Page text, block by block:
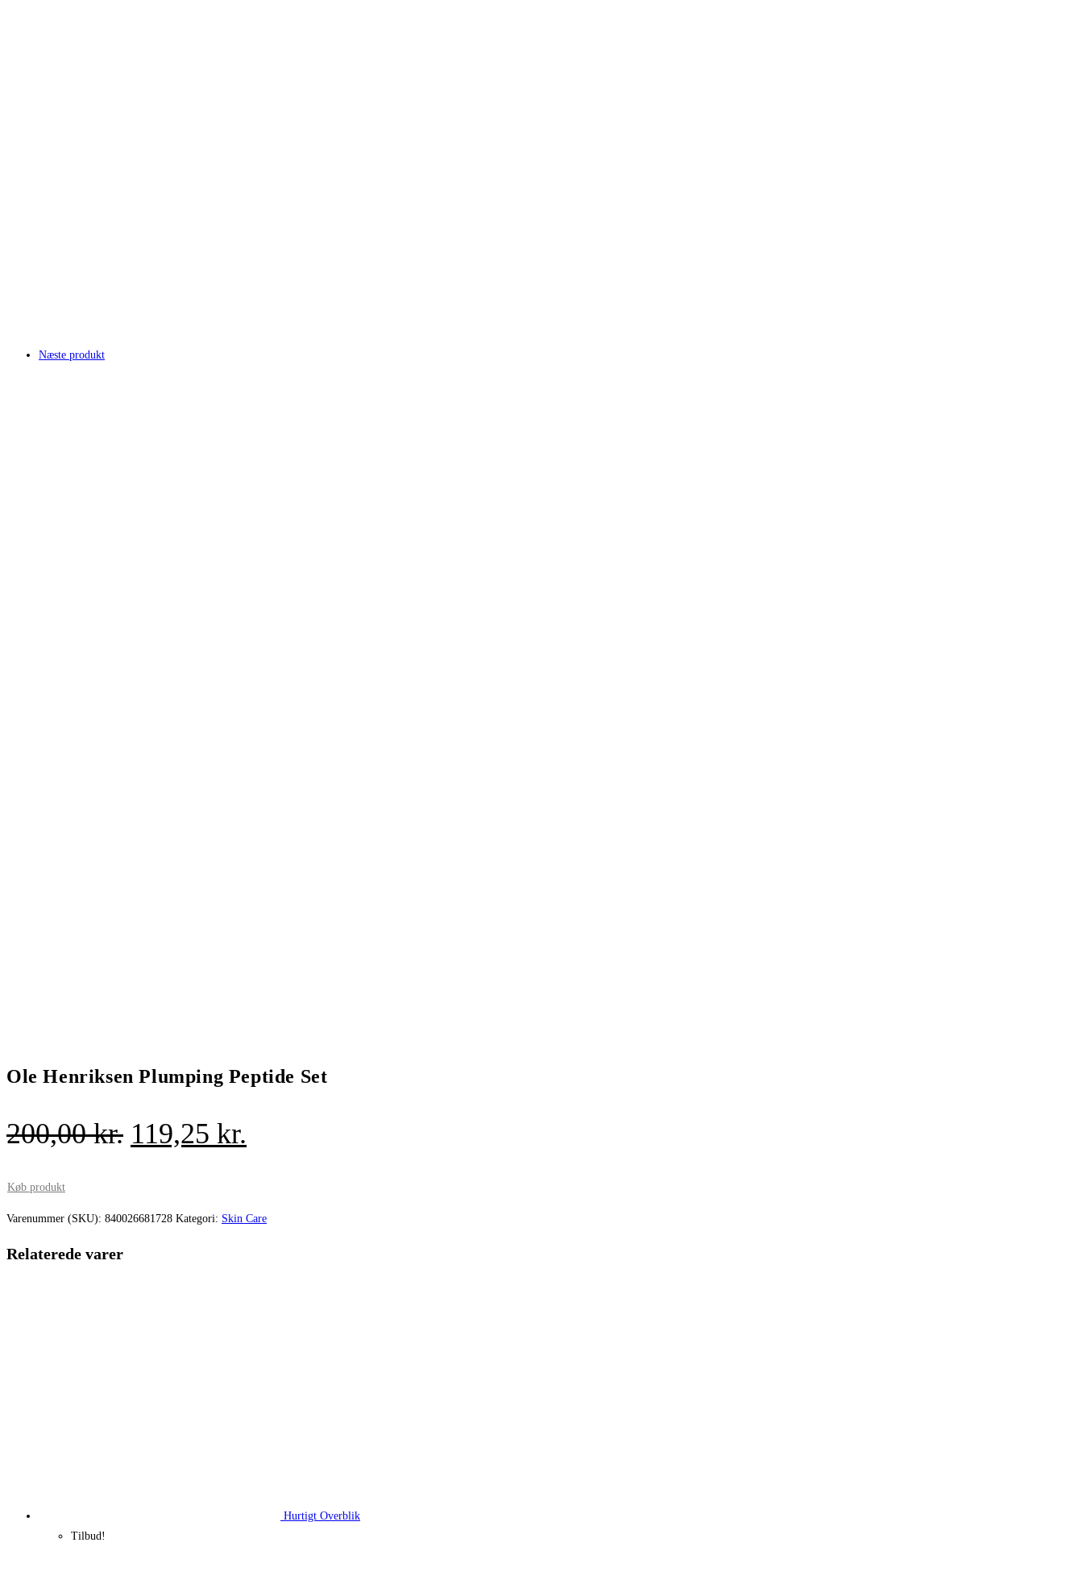
Næste produkt
Ole Henriksen Plumping Peptide Set
200,00kr. Den
var:
119,25 kr.
er:
Køb produkt
Varenummer (SKU): 840026681728 Kategori: Skin Care
Relaterede varer
Hurtigt Overblik
Tilbud!